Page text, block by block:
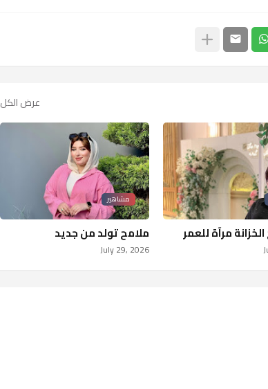
عرض الكل
مرآة للعمر
مشاهير
ملامح تولد من جديد
July 29, 2026